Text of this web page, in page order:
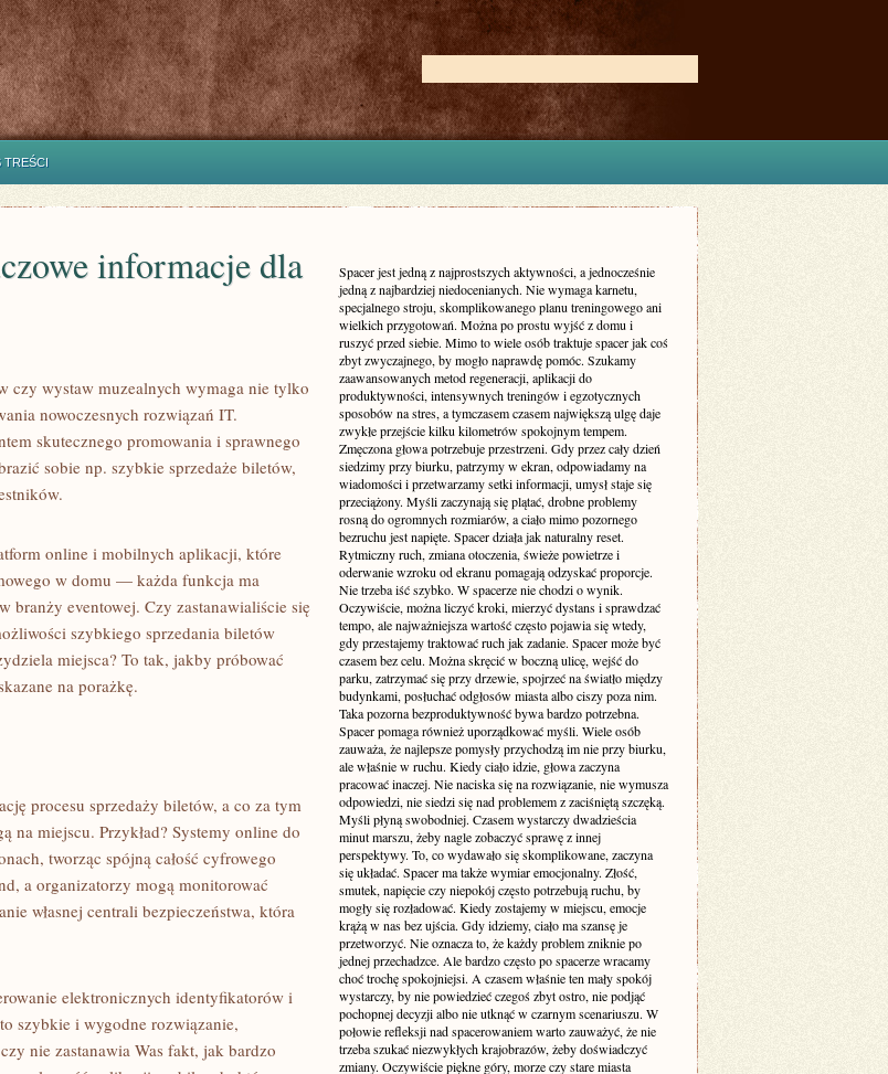
TREŚCI
informacje dla
czy wystaw muzealnych wymaga nie tylko
nowoczesnych rozwiązań IT.
skutecznego promowania i sprawnego
sobie np. szybkie sprzedaże biletów,
online i mobilnych aplikacji, które
w domu — każda funkcja ma
branży eventowej. Czy zastanawialiście się
szybkiego sprzedania biletów
miejsca? To tak, jakby próbować
na porażkę.
procesu sprzedaży biletów, a co za tym
miejscu. Przykład? Systemy online do
tworząc spójną całość cyfrowego
a organizatorzy mogą monitorować
własnej centrali bezpieczeństwa, która
elektronicznych identyfikatorów i
szybkie i wygodne rozwiązanie,
nie zastanawia Was fakt, jak bardzo
Spacer jest jedną z najprostszych aktywności, a jednocześnie
jedną z najbardziej niedocenianych. Nie wymaga karnetu,
specjalnego stroju, skomplikowanego planu treningowego ani
wielkich przygotowań. Można po prostu wyjść z domu i
ruszyć przed siebie. Mimo to wiele osób traktuje spacer jak coś
zbyt zwyczajnego, by mogło naprawdę pomóc. Szukamy
zaawansowanych metod regeneracji, aplikacji do
produktywności, intensywnych treningów i egzotycznych
sposobów na stres, a tymczasem czasem największą ulgę daje
zwykłe przejście kilku kilometrów spokojnym tempem.
Zmęczona głowa potrzebuje przestrzeni. Gdy przez cały dzień
siedzimy przy biurku, patrzymy w ekran, odpowiadamy na
wiadomości i przetwarzamy setki informacji, umysł staje się
przeciążony. Myśli zaczynają się plątać, drobne problemy
rosną do ogromnych rozmiarów, a ciało mimo pozornego
bezruchu jest napięte. Spacer działa jak naturalny reset.
Rytmiczny ruch, zmiana otoczenia, świeże powietrze i
oderwanie wzroku od ekranu pomagają odzyskać proporcje.
Nie trzeba iść szybko. W spacerze nie chodzi o wynik.
Oczywiście, można liczyć kroki, mierzyć dystans i sprawdzać
tempo, ale najważniejsza wartość często pojawia się wtedy,
gdy przestajemy traktować ruch jak zadanie. Spacer może być
czasem bez celu. Można skręcić w boczną ulicę, wejść do
parku, zatrzymać się przy drzewie, spojrzeć na światło między
budynkami, posłuchać odgłosów miasta albo ciszy poza nim.
Taka pozorna bezproduktywność bywa bardzo potrzebna.
Spacer pomaga również uporządkować myśli. Wiele osób
zauważa, że najlepsze pomysły przychodzą im nie przy biurku,
ale właśnie w ruchu. Kiedy ciało idzie, głowa zaczyna
pracować inaczej. Nie naciska się na rozwiązanie, nie wymusza
odpowiedzi, nie siedzi się nad problemem z zaciśniętą szczęką.
Myśli płyną swobodniej. Czasem wystarczy dwadzieścia
minut marszu, żeby nagle zobaczyć sprawę z innej
perspektywy. To, co wydawało się skomplikowane, zaczyna
się układać. Spacer ma także wymiar emocjonalny. Złość,
smutek, napięcie czy niepokój często potrzebują ruchu, by
mogły się rozładować. Kiedy zostajemy w miejscu, emocje
krążą w nas bez ujścia. Gdy idziemy, ciało ma szansę je
przetworzyć. Nie oznacza to, że każdy problem zniknie po
jednej przechadzce. Ale bardzo często po spacerze wracamy
choć trochę spokojniejsi. A czasem właśnie ten mały spokój
wystarczy, by nie powiedzieć czegoś zbyt ostro, nie podjąć
pochopnej decyzji albo nie utknąć w czarnym scenariuszu. W
połowie refleksji nad spacerowaniem warto zauważyć, że nie
trzeba szukać niezwykłych krajobrazów, żeby doświadczyć
zmiany. Oczywiście piękne góry, morze czy stare miasta